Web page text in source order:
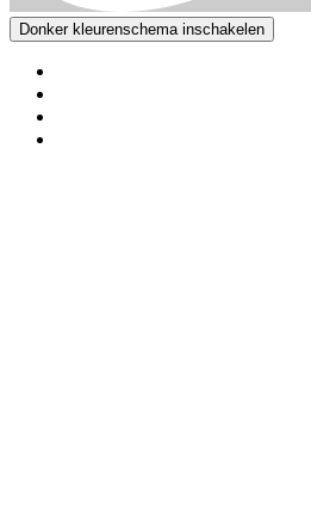
Donker kleurenschema inschakelen